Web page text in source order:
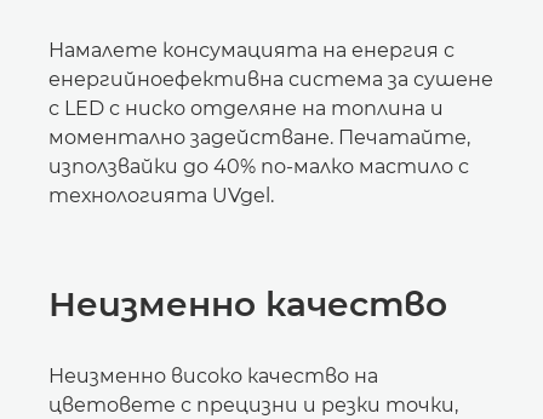
Намалете консумацията на енергия с
енергийноефективна система за сушене
с LED с ниско отделяне на топлина и
моментално задействане. Печатайте,
използвайки до 40% по-малко мастило с
технологията UVgel.
Неизменно качество
Неизменно високо качество на
цветовете с прецизни и резки точки,